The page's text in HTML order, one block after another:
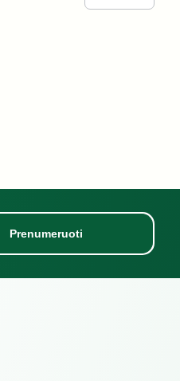
Prenumeruoti